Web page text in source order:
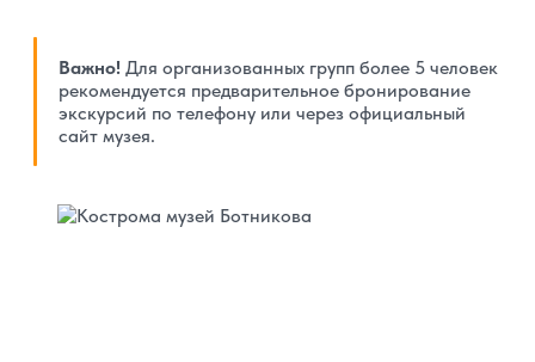
Важно!Для организованных групп более 5 человек
рекомендуется предварительное бронирование
экскурсий по телефону или через официальный
сайт музея.